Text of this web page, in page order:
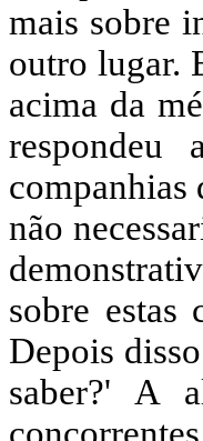
mais sobre
outro lugar.
acima da
companhias
não
sobre
Depois
saber?' A